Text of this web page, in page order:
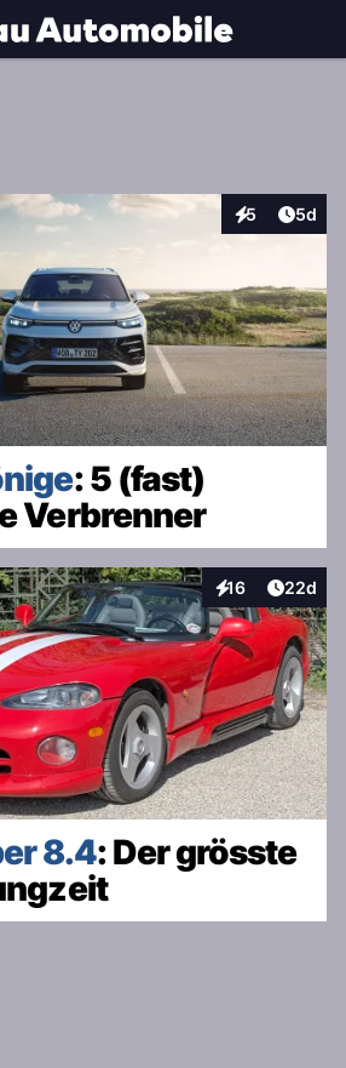
NAU.ch
5
Interaktionen
5d
: 5 (fast)
Verbrenner
16
Interaktionen
Artikel
22d
8.4: Der grösste